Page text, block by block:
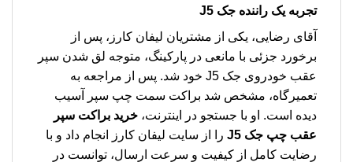
تجربه یک راننده جک J5
آقای رضایی، یکی از مشتریان لیفان کارز، پس از
برخورد جزئی با مانعی در پارکینگ، متوجه لق شدن سپر
عقب خودروی جک J5 خود شد. پس از مراجعه به
تعمیرگاه، مشخص شد براکت سمت چپ سپر آسیب
دیده است. او با جستجو در اینترنت، خرید براکت سپر
عقب چپ جک J5
را از سایت لیفان کارز انجام داد و با
رضایت کامل از کیفیت و سرعت ارسال، توانست در